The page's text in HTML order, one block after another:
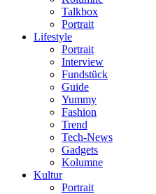
Talkbox
Portrait
Lifestyle
Portrait
Interview
Fundstück
Guide
Yummy
Fashion
Trend
Tech-News
Gadgets
Kolumne
Kultur
Portrait